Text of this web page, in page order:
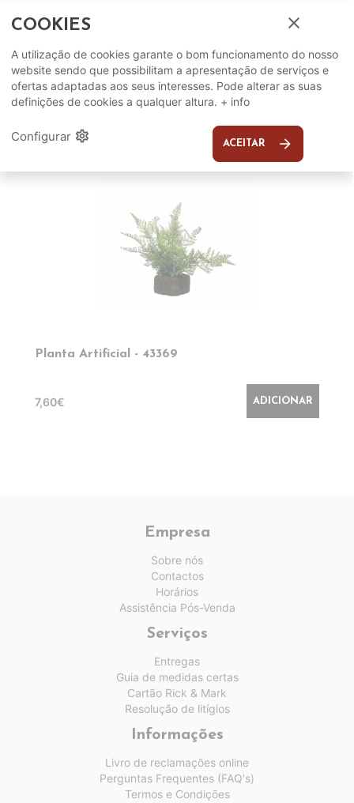
COMPLEMENTOS
SUGERIDOS
EM DESTAQUE
Planta Artificial - 43369
7,60€ ADICIONAR
Empresa
Sobre nós
Contactos
Horários
Assistência Pós-Venda
Serviços
Entregas
Guia de medidas certas
Cartão Rick & Mark
Resolução de litígios
Informações
Livro de reclamações online
Perguntas Frequentes (FAQ's)
Termos e Condições
COOKIES close
A utilização de cookies garante o bom funcionamento do nosso
website sendo que possibilitam a apresentação de serviços e
ofertas adaptadas aos seus interesses. Pode alterar as suas
definições de cookies a qualquer altura. + info
Configurar settings ACEITAR arrow_forward